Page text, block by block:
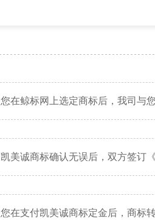
您在鲸标网上选定商标后，我司与
凯美诚商标确认无误后，双方签订
您在支付凯美诚商标定金后，商标